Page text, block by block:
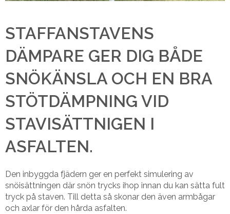
STAFFANSTAVENS
DÄMPARE GER DIG BÅDE
SNÖKÄNSLA OCH EN BRA
STÖTDÄMPNING VID
STAVISÄTTNIGEN I
ASFALTEN.
Den inbyggda fjädern ger en perfekt simulering av
snöisättningen där snön trycks ihop innan du kan sätta fult
tryck på staven. Till detta så skonar den även armbågar
och axlar för den hårda asfalten.